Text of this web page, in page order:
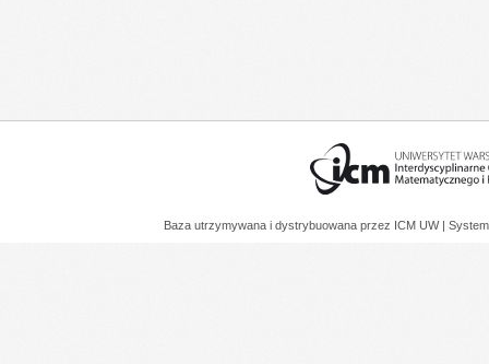
Baza utrzymywana i dystrybuowana przez ICM UW |